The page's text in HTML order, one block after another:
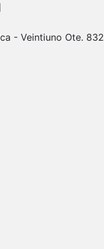
- Veintiuno Ote. 832